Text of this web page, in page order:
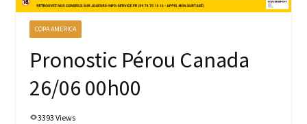
COPA AMERICA
Pronostic Pérou Canada
26/06 00h00
3393 Views